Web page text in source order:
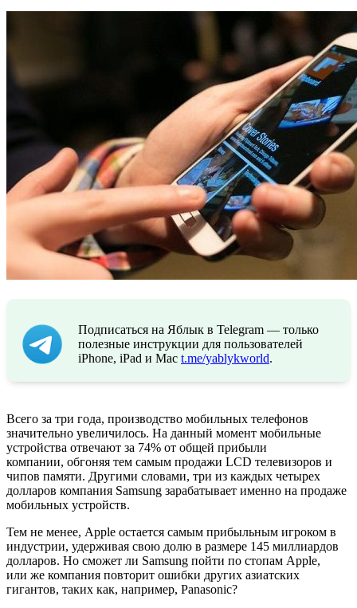
Подписаться на Яблык в Telegram — только
полезные инструкции для пользователей
iPhone, iPad и Mac t.me/yablykworld.
Всего за три года, производство мобильных телефонов
значительно увеличилось. На данный момент мобильные
устройства отвечают за 74% от общей прибыли
компании, обгоняя тем самым продажи LCD телевизоров и
чипов памяти. Другими словами, три из каждых четырех
долларов компания Samsung зарабатывает именно на продаже
мобильных устройств.
Тем не менее, Apple остается самым прибыльным игроком в
индустрии, удерживая свою долю в размере 145 миллиардов
долларов. Но сможет ли Samsung пойти по стопам Apple,
или же компания повторит ошибки других азиатских
гигантов, таких как, например, Panasonic?